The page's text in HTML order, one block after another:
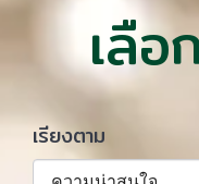
เลื
เรียงตาม